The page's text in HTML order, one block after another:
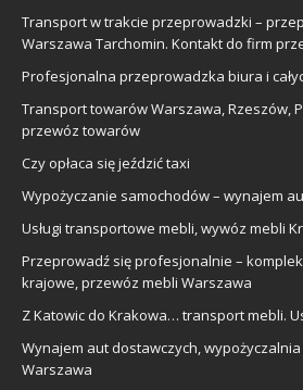
Transport w trakcie przeprowadzki –
Warszawa Tarchomin. Kontakt do firm
Profesjonalna przeprowadzka biura i
Transport towarów Warszawa, Rzeszów,
przewóz towarów
Czy opłaca się jeździć taxi
Wypożyczanie samochodów – wynajem
Usługi transportowe mebli, wywóz mebli
Przeprowadź się profesjonalnie –
krajowe, przewóz mebli Warszawa
Z Katowic do Krakowa… transport mebli.
Wynajem aut dostawczych,
Warszawa